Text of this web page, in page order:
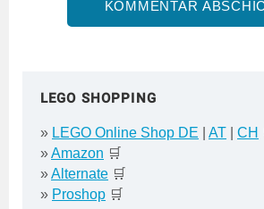
LEGO SHOPPING
» LEGO Online Shop DE AT CH
»Amazon 🛒
»Alternate 🛒
» Proshop 🛒